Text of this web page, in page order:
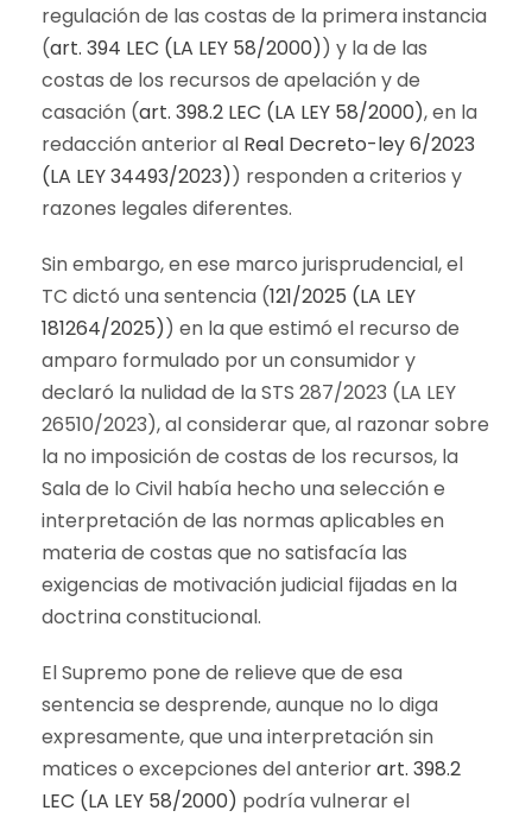
regulación de las costas de la primera instancia
(art. 394 LEC (LA LEY 58/2000)) y la de las
costas de los recursos de apelación y de
casación (art. 398.2 LEC (LA LEY 58/2000), en la
redacción anterior al Real Decreto-ley 6/2023
(LA LEY 34493/2023)) responden a criterios y
razones legales diferentes.
Sin embargo, en ese marco jurisprudencial, el
TC dictó una sentencia (121/2025 (LA LEY
181264/2025)) en la que estimó el recurso de
amparo formulado por un consumidor y
declaró la nulidad de la STS 287/2023 (LA LEY
26510/2023), al considerar que, al razonar sobre
la no imposición de costas de los recursos, la
Sala de lo Civil había hecho una selección e
interpretación de las normas aplicables en
materia de costas que no satisfacía las
exigencias de motivación judicial fijadas en la
doctrina constitucional.
El Supremo pone de relieve que de esa
sentencia se desprende, aunque no lo diga
expresamente, que una interpretación sin
matices o excepciones del anteriorart. 398.2
LEC (LA LEY 58/2000) podría vulnerar el